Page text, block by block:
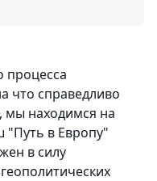
процесса
что справедливо
мы находимся на
"Путь в Европу"
в силу